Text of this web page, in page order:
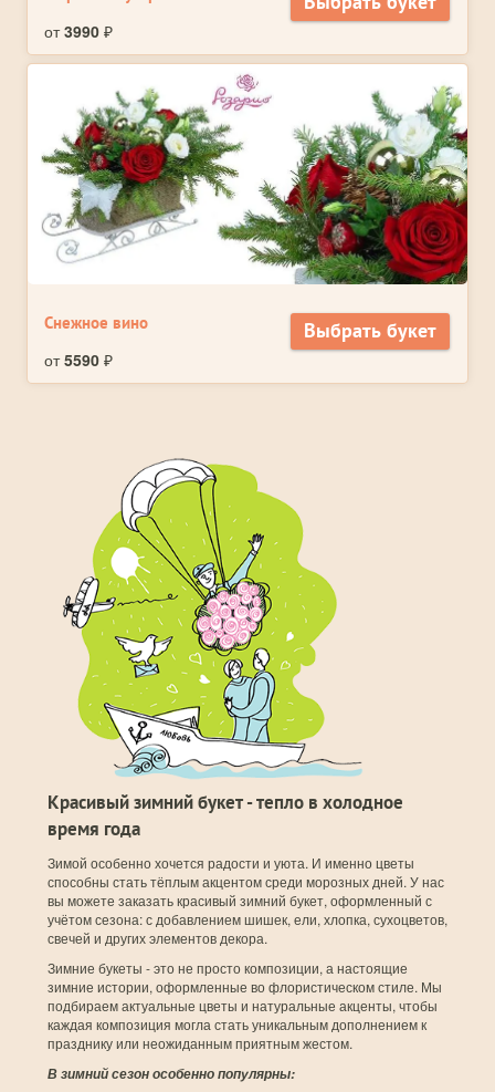
от3990 ₽
Снежное вино
от5590 ₽
Выбрать букет
Красивый зимний букет - тепло в холодное
время года
Зимой особенно хочется радости и уюта. И именно цветы
способны стать тёплым акцентом среди морозных дней. У нас
вы можете заказать красивый зимний букет, оформленный с
учётом сезона: с добавлением шишек, ели, хлопка, сухоцветов,
свечей и других элементов декора.
Зимние букеты - это не просто композиции, а настоящие
зимние истории, оформленные во флористическом стиле. Мы
подбираем актуальные цветы и натуральные акценты, чтобы
каждая композиция могла стать уникальным дополнением к
празднику или неожиданным приятным жестом.
В зимний сезон особенно популярны: